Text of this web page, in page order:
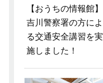
【おうちの情報館】
吉川警察署の方によ
る交通安全講習を実
施しました！